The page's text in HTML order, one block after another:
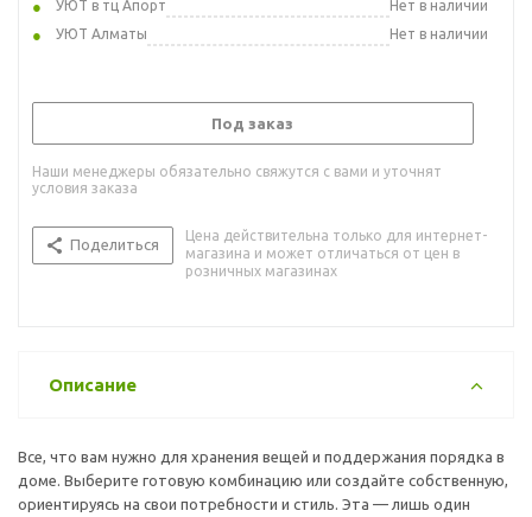
УЮТ в тц Апорт
Нет в наличии
УЮТ Алматы
Нет в наличии
Под заказ
Наши менеджеры обязательно свяжутся с вами и уточнят
условия заказа
Поделиться
Цена действительна только для интернет-
магазина и может отличаться от цен в
розничных магазинах
Описание
Все, что вам нужно для хранения вещей и поддержания порядка в
доме. Выберите готовую комбинацию или создайте собственную,
ориентируясь на свои потребности и стиль. Эта — лишь один